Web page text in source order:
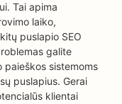
Tai apima
laiko,
puslapio SEO
galite
sistemoms
puslapius. Gerai
klientai